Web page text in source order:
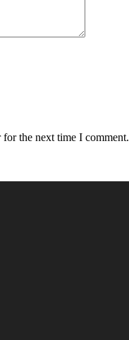
the next time I comment.